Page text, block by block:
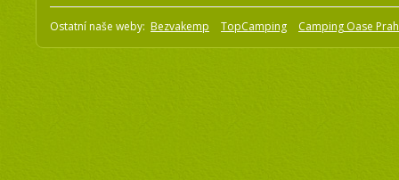
Ostatní naše weby: Bezvakemp TopCamping Camping Oase